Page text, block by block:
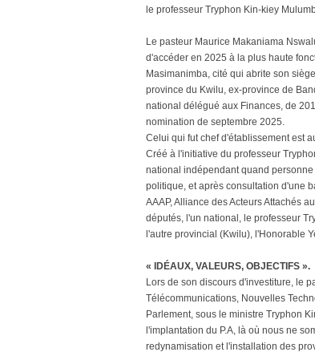
le professeur Tryphon Kin-kiey
Le pasteur Maurice Makaniama
d'accéder en 2025 à la plus haute
Masimanimba, cité qui abrite son
province du Kwilu, ex-province de
national délégué aux Finances, de
nomination de septembre 2025.
Celui qui fut chef d'établissement est
Créé à l'initiative du professeur
national indépendant quand
politique, et après consultation d'une
AAAP, Alliance des Acteurs Attachés
députés, l'un national, le professeur
l'autre provincial (Kwilu), l'Honorable
« IDÉAUX, VALEURS, OBJECTIFS ».
Lors de son discours d'investiture, le
Télécommunications, Nouvelles
Parlement, sous le ministre Tryphon
l'implantation du P.A, là où nous ne
redynamisation et l'installation des